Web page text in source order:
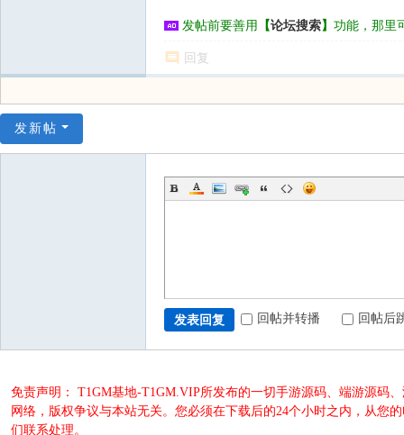
发帖前要善用 【论坛搜索】 功能，那里
回复
发新帖
发表回复 回帖并转播 回帖后
免责声明： T1GM基地-T1GM.VIP所发布的一切手游源码、端游源码
网络，版权争议与本站无关。您必须在下载后的24个小时之内，从您
们联系处理。